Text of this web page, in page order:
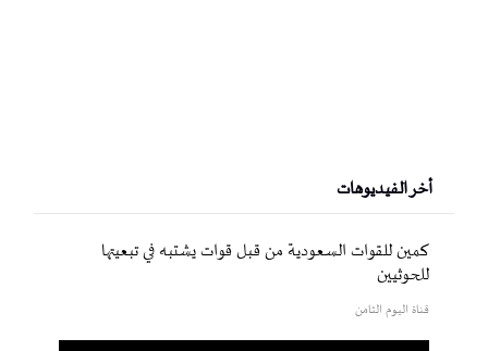
أخر الفيديوهات
كمين للقوات السعودية من قبل قوات يشتبه في تبعيتها
للحوثيين
قناة اليوم الثامن